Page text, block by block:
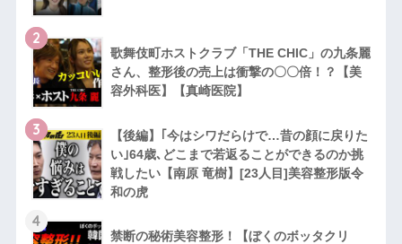
2
歌舞伎町ホストクラブ「THE CHIC」の九条麗
さん、整形後の売上は衝撃の〇〇倍！？【美
容外科医】【真崎医院】
3
【後編】｢今はシワだらけで…昔の顔に戻りた
い｣64歳､どこまで若返ることができるのか挑
戦したい【南原 竜樹】[23人目]美容整形版令
和の虎
4
禁断の秘術美容整形！【ぼくのボッタクリ